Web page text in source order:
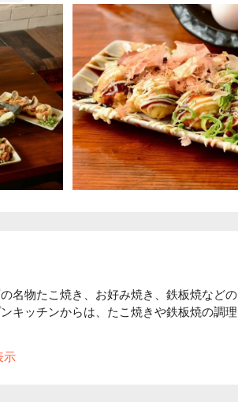
名物たこ焼き、お好み焼き、鉄板焼などの
キッチンからは、たこ焼きや鉄板焼の調理
示